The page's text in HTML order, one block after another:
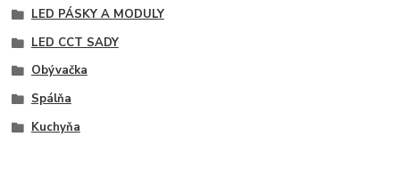
LED PÁSKY A MODULY
LED CCT SADY
Obývačka
Spálňa
Kuchyňa